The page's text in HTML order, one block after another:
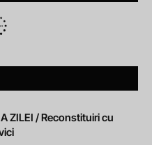
ZILEI / Reconstituiri cu